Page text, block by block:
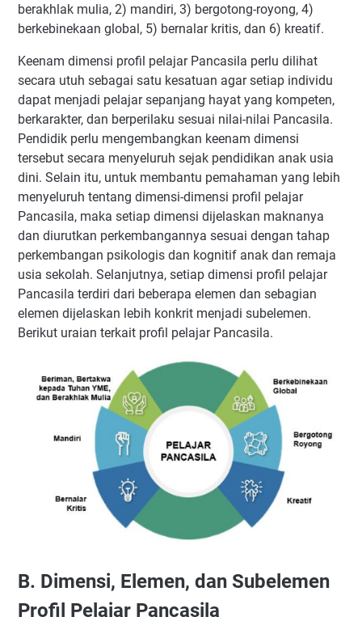
berakhlak mulia, 2) mandiri, 3) bergotong-royong, 4)
berkebinekaan global, 5) bernalar kritis, dan 6) kreatif.
Keenam dimensi profil pelajar Pancasila perlu dilihat
secara utuh sebagai satu kesatuan agar setiap individu
dapat menjadi pelajar sepanjang hayat yang kompeten,
berkarakter, dan berperilaku sesuai nilai-nilai Pancasila.
Pendidik perlu mengembangkan keenam dimensi
tersebut secara menyeluruh sejak pendidikan anak usia
dini. Selain itu, untuk membantu pemahaman yang lebih
menyeluruh tentang dimensi-dimensi profil pelajar
Pancasila, maka setiap dimensi dijelaskan maknanya
dan diurutkan perkembangannya sesuai dengan tahap
perkembangan psikologis dan kognitif anak dan remaja
usia sekolah. Selanjutnya, setiap dimensi profil pelajar
Pancasila terdiri dari beberapa elemen dan sebagian
elemen dijelaskan lebih konkrit menjadi subelemen.
Berikut uraian terkait profil pelajar Pancasila.
B. Dimensi, Elemen, dan Subelemen
Profil Pelajar Pancasila